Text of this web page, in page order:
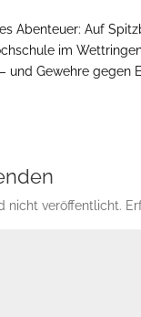
Abenteuer: Auf
im
und Gewehre gegen
nicht veröffentlicht.